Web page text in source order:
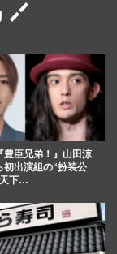
豊臣兄弟！』山田涼
初出演組の“扮装公
天下…